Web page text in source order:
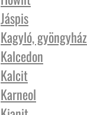
Jáspis
Kagyló, gyöngyház
Kalcedon
Kalcit
Karneol